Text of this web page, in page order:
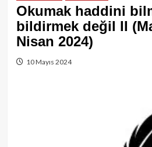
Okumak haddini
bildirmek değil II
Nisan 2024)
10 Mayıs 2024